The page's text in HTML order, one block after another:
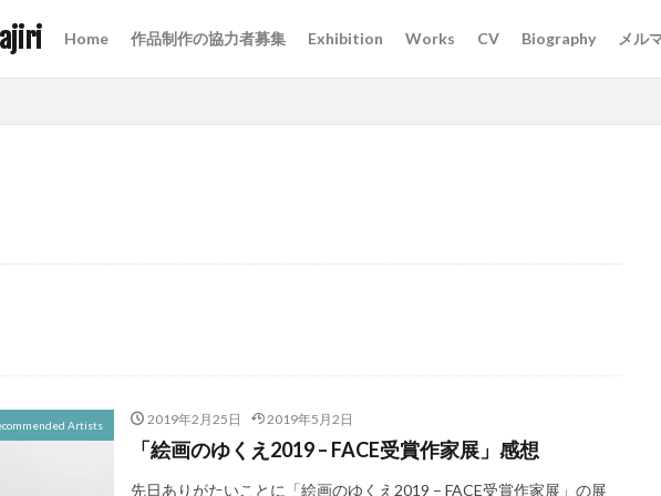
Home 作品制作の協力者募集 Exhibition Works CV Biography メル
Artists 2019年2月25日 2019年5月2日
「絵画のゆくえ2019 – FACE受賞作家展」感想
先日ありがたいことに「絵画のゆくえ2019 – FACE受賞作家展」の展